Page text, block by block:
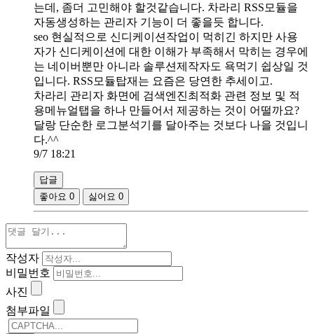
는데, 좀더 고민해야 할것같습니다. 차라리 RSS모듈을
자동생성하는 관리자 기능이 더 좋을듯 합니다.
seo 현실적으로 신디케이션작업이 먹히긴 하지만 사용
자가 신디케이션에 대한 이해가 부족해서 막히는 경우에
는 네이버뿐만 아니라 솔루션제작자도 욕먹기 쉽상일 것
입니다. RSS모듈탑재는 요즘은 당연한 추세이고.
차라리 관리자 화면에 검색엔진최적화 관련 정보 및 적
용메뉴얼탭을 하나 만들어서 제공하는 것이 어떨까요?
달랑 단순한 로그분석기를 달아주는 것보다 나을 것입니
다.^^
9/7 18:21
답글
좋아요 0 싫어요 0
작성자
비밀번호
사진
첨부파일